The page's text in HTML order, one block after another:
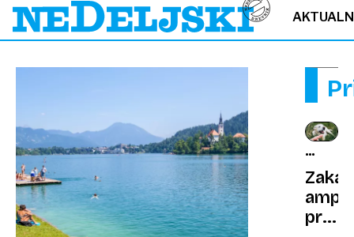
KLOPI
VSE
LETO
Zakaj
proti